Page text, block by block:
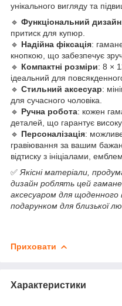
унікального вигляду та
🔹 Функціональний дизайн
притиск для купюр.
🔹 Надійна фіксація:
кнопкою, що забезпечує
🔹 Компактні розміри: 8 ×
ідеальний для
🔹 Стильний аксесуар:
для сучасного чоловіка.
🔹 Ручна робота: кожен
деталей, що гарантує високу
🔹 Персоналізація:
гравіювання за вашим
відтиску з ініціалами,
✅ Якісні матеріали,
дизайн роблять цей
аксесуаром для
подарунком для близької
Приховати
Характеристики